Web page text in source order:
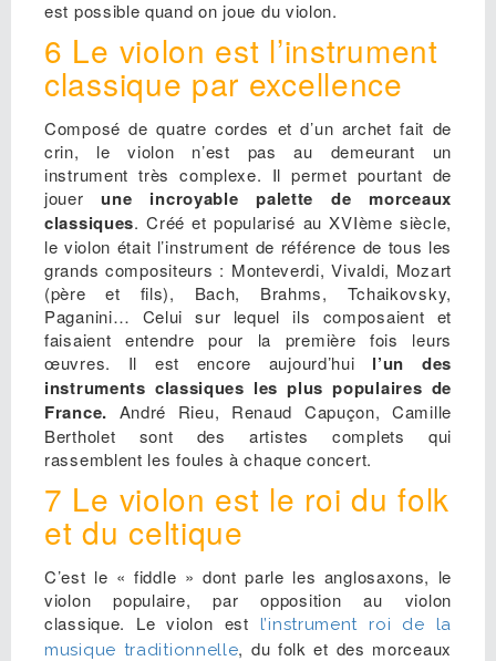
est possible quand on joue du violon.
6 Le violon est l’instrument
classique par excellence
Composé de quatre cordes et d’un archet fait de
crin, le violon n’est pas au demeurant un
instrument très complexe. Il permet pourtant de
jouerune incroyable palette de morceaux
classiques. Créé et popularisé au XVIème siècle,
le violon était l’instrument de référence de tous les
grands compositeurs : Monteverdi, Vivaldi, Mozart
(père et fils), Bach, Brahms, Tchaikovsky,
Paganini… Celui sur lequel ils composaient et
faisaient entendre pour la première fois leurs
œuvres. Il est encore aujourd’hui l’un des
instruments classiques les plus populaires de
France. André Rieu, Renaud Capuçon, Camille
Bertholet sont des artistes complets qui
rassemblent les foules à chaque concert.
7 Le violon est le roi du folk
et du celtique
C’est le « fiddle » dont parle les anglosaxons, le
violon populaire, par opposition au violon
classique. Le violon est
l’instrument roi de la
musique traditionnelle, du folk et des morceaux